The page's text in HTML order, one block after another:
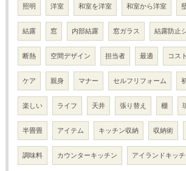
照明 洋室 和室を洋室 和室から洋室
結露 窓 内部結露 窓ガラス 結露防止
断熱 空間デザイン 担当者 最適 コスト
ケア 親身 マナー セルフリフォーム
楽しい ライフ 天井 張り替え 棚
半畳畳 アイテム キッチン収納 収納術
調味料 カウンターキッチン アイランドキッ